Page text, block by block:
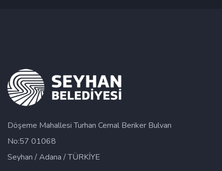
Döşeme Mahallesi Turhan Cemal Beriker Bulvarı
No:57 01068
Seyhan / Adana / TÜRKİYE